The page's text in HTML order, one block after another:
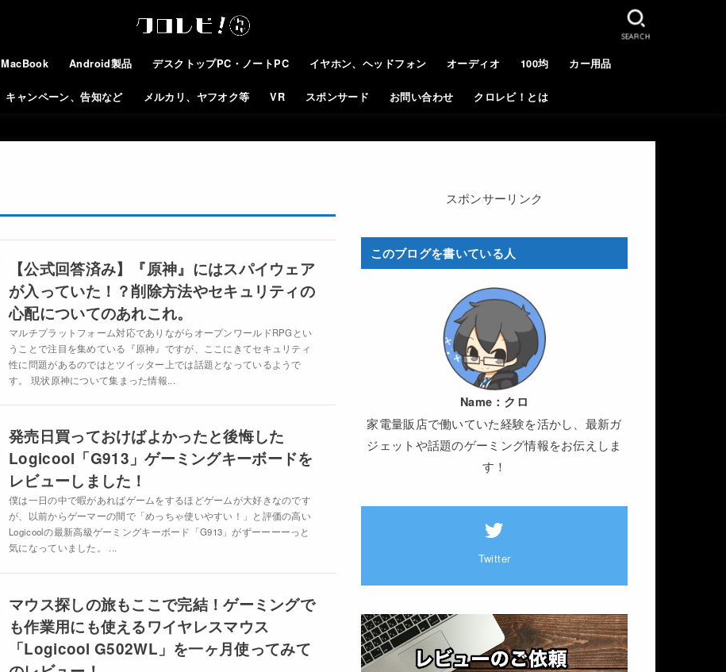
MacBook Android製品 デスクトップPC・ノートPC イヤホン、ヘッドフォン オーディオ 100均 カー用品
キャンペーン、告知など メルカリ、ヤフオク等 VR スポンサード お問い合わせ クロレビ！とは
SEARCH
【公式回答済み】『原神』にはスパイウェア
が入っていた！？削除方法やセキュリティの
心配についてのあれこれ。
マルチプラットフォーム対応でありながらオープンワールドRPGとい
うことで注目を集めている『原神』ですが、ここにきてセキュリティ
性に問題があるのではとツイッター上では話題となっているようで
す。 現状原神について集まった情報...
発売日買っておけばよかったと後悔した
Logicool「G913」ゲーミングキーボードを
レビューしました！
僕は一日の中で暇があればゲームをするほどゲームが大好きなのです
が、以前からゲーマーの間で「めっちゃ使いやすい！」と評価の高い
Logicoolの最新高級ゲーミングキーボード「G913」がずーーーーっと
気になっていました。 ...
マウス探しの旅もここで完結！ゲーミングで
も作業用にも使えるワイヤレスマウス
「Logicool G502WL」を一ヶ月使ってみて
スポンサーリンク
このブログを書いている人
Name： クロ
家電量販店で働いていた経験を活かし、最新ガ
ジェットや話題のゲーミング情報をお伝えしま
す！
Twitter